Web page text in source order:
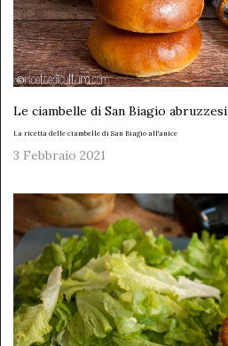
Le ciambelle di San Biagio abruzzesi
La ricetta delle ciambelle di San Biagio all'anice
3 Febbraio 2021